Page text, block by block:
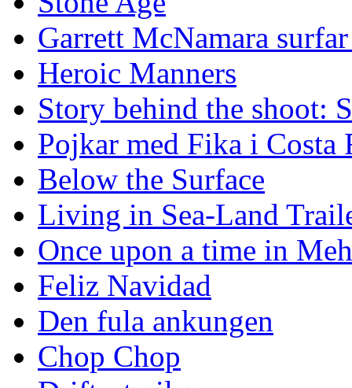
Garrett McNamara
Heroic Manners
Story behind the shoot:
Pojkar med Fika i Costa
Below the Surface
Living in Sea-Land
Once upon a time in
Feliz Navidad
Den fula ankungen
Chop Chop